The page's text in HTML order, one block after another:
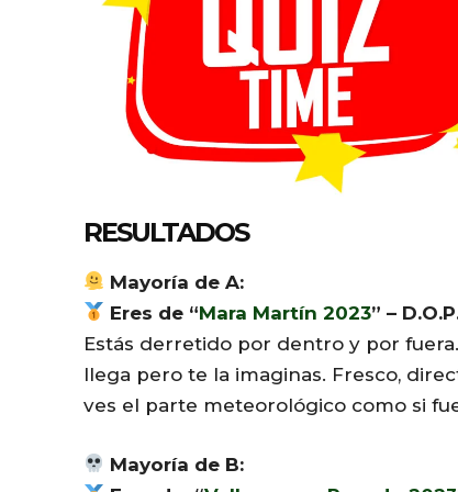
RESULTADOS
Mayoría de A:
Eres de “Mara Martín 2023” –
Estás derretido por dentro y por
llega pero te la imaginas. Fresco,
ves el parte meteorológico como si
Mayoría de B: